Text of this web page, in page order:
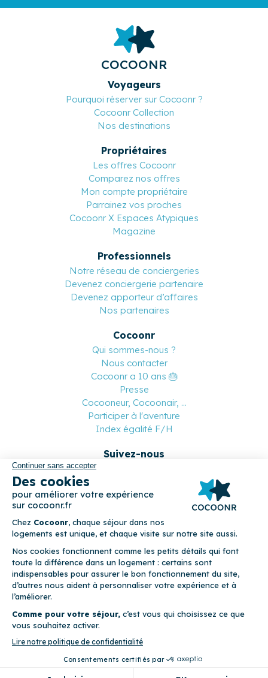
COCOONR
Voyageurs
Pourquoi réserver sur Cocoonr ?
Cocoonr Collection
Nos destinations
Propriétaires
Les offres Cocoonr
Comparez nos offres
Mon compte propriétaire
Parrainez vos proches
Cocoonr X Espaces Atypiques
Magazine
Professionnels
Notre réseau de conciergeries
Devenez conciergerie partenaire
Devenez apporteur d’affaires
Nos partenaires
Cocoonr
Qui sommes-nous ?
Nous contacter
Cocoonr a 10 ans 🎂
Presse
Cocooneur, Cocoonair, ...
Participer à l'aventure
Index égalité F/H
Suivez-nous
location–CGU – Politique de confidentialité–Politique de
Cocoonr est conçu et développé à Rennes 🇫🇷